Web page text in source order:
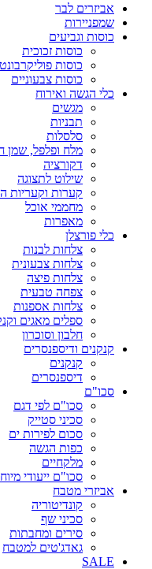
אביזרים לבר
שמפניירות
כוסות וגביעים
כוסות זכוכית
כוסות פוליקרבונט
כוסות צבעוניים
כלי הגשה ואירוח
מגשים
תבניות
סלסלות
מלח ופלפל, שמן
דקורציה
שילוט לתצוגה
קערות וקעריות
מחממי אוכל
מאפרות
כלי פורצלן
צלחות לבנות
צלחות צבעונית
צלחות פיצה
צפחה טבעית
צלחות אספנות
ספלים מאגים
חלבון וסוכרון
קנקנים ודיספנסרים
קנקנים
דיספנסרים
סכו"ם
סכו"ם לפי דגם
סכיני סטייק
סכום לפירות ים
כפות הגשה
מלקחיים
סכו"ם ייעודי
אביזרי מטבח
קונדיטוריה
סכיני שף
סירים ומחבתות
גאדג'טים למטבח
SALE